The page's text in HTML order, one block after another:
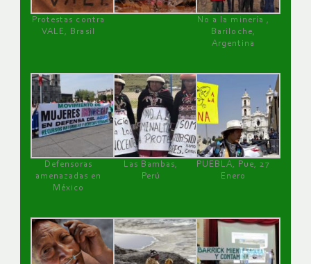
Protestas contra
VALE, Brasil
No a la minería ,
Bariloche,
Argentina
Defensoras
amenazadas en
México
Las Bambas,
Perú
PUEBLA, Pue, 27
Enero